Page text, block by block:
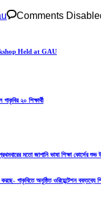
Comments
Held at GAU
২০ শিক্ষার্থী
মতো জাপানি ভাষা শিক্ষা কোর্সের
গাকৃবিতে অনুষ্ঠিত ওরিয়েন্টেশন বক্তব্যে